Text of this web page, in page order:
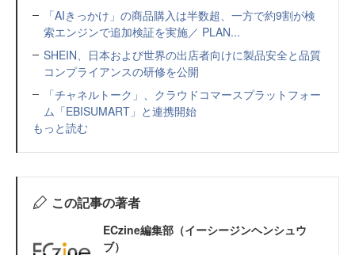
「AIきっかけ」の商品購入は半数超、一方で約9割が検
索エンジンで追加検証を実施／ PLAN...
SHEIN、日本および世界の出店者向けに製品安全と品質
コンプライアンスの研修を公開
「チャネルトーク」、クラウドコマースプラットフォー
ム「EBISUMART」と連携開始
もっと読む
この記事の著者
ECzine編集部（イーシージンヘンシュウ
ブ）